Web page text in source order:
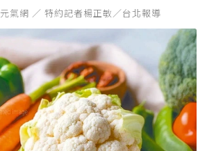
元氣網 ／ 特約記者楊正敏／台北報導